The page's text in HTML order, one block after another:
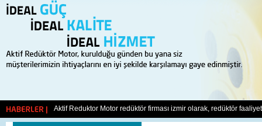
HABERLER |
Yeni web sitemiz ile karşınızdayız. Sizlerin her türlü görüş ve
Aktif Reduktor Motor redüktör firması izmir olarak, redüktör